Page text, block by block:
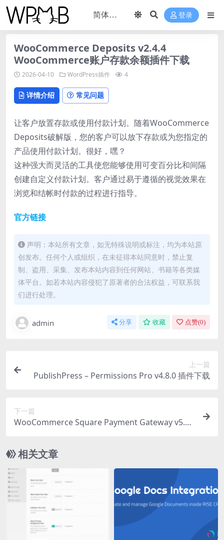
登录
WooCommerce Deposits v2.4.4
WooCommerce账户存款余额插件下载
2026-04-10 WordPress插件 4
详情介绍 常见问题
让客户放置存款或使用付款计划。随着WooCommerce
Deposits破解版，您的客户可以放下存款或为您指定的
产品使用付款计划。很好，嘿？
这种强大而灵活的工具使您能够使用可变百分比和间隔
创建自定义付款计划。客户通过易于遵循的视觉效果在
浏览和结帐时付款的过程进行指导。
官方链接
声明：本站所有文章，如无特殊说明或标注，均为本站原
创发布。任何个人或组织，在未征得本站同意时，禁止复
制、盗用、采集、发布本站内容到任何网站、书籍等各类媒
体平台。如若本站内容侵犯了原著者的合法权益，可联系我
们进行处理。
admin 分享 收藏 点赞(0)
上一篇
PublishPress – Permissions Pro v4.8.0 插件下载
下一篇
WooCommerce Square Payment Gateway v5.3.
相关文章